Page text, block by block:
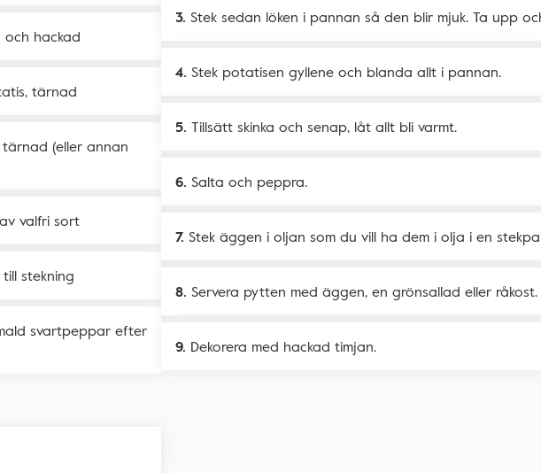
och hackad
tärnad
tärnad (eller annan
valfri sort
stekning
svartpeppar efter
Stek sedan löken i pannan så den blir mjuk. Ta upp
Stek potatisen gyllene och blanda allt i pannan.
Tillsätt skinka och senap, låt allt bli varmt.
Salta och peppra.
Stek äggen i oljan som du vill ha dem i olja i en
Servera pytten med äggen, en grönsallad eller råkost.
Dekorera med hackad timjan.